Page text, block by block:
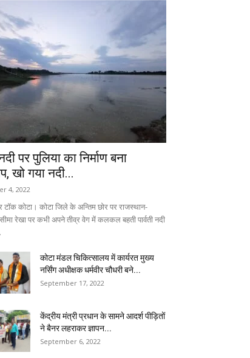
नदी पर पुलिया का निर्माण बना
खो गया नदी...
4, 2022
टॉक कोटा। कोटा जिले के अन्तिम छोर पर राजस्थान-
रेखा पर कभी अपने तीव्र वेग में कलकल बहती पार्वती नदी
कोटा मंडल चिकित्सालय में कार्यरत मुख्य
नर्सिंग अधीक्षक धर्मवीर चौधरी बने...
September 17, 2022
केंद्रीय मंत्री प्रधान के सामने आदर्श पीड़ितों
ने बैनर लहराकर ज्ञापन...
September 6, 2022